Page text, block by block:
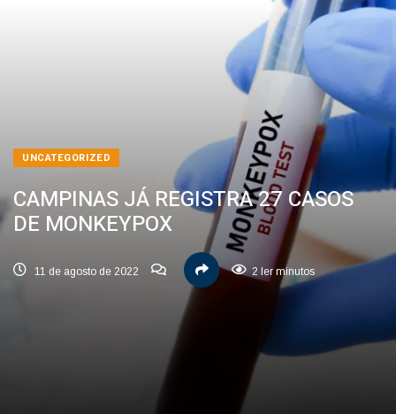
UNCATEGORIZED
CAMPINAS JÁ REGISTRA 27 CASOS
DE MONKEYPOX
11 de agosto de 2022 2 ler minutos